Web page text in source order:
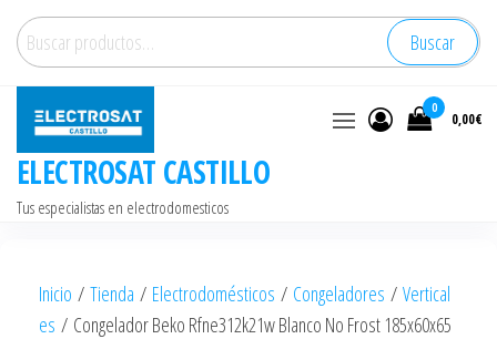
Saltar
contenido
Buscar
por:
Buscar
ELECTROSAT CASTILLO
Tus especialistas en electrodomesticos
0
0,00€
Inicio / Tienda / Electrodomésticos / Congeladores / Vertical
es / Congelador Beko Rfne312k21w Blanco No Frost 185x60x65